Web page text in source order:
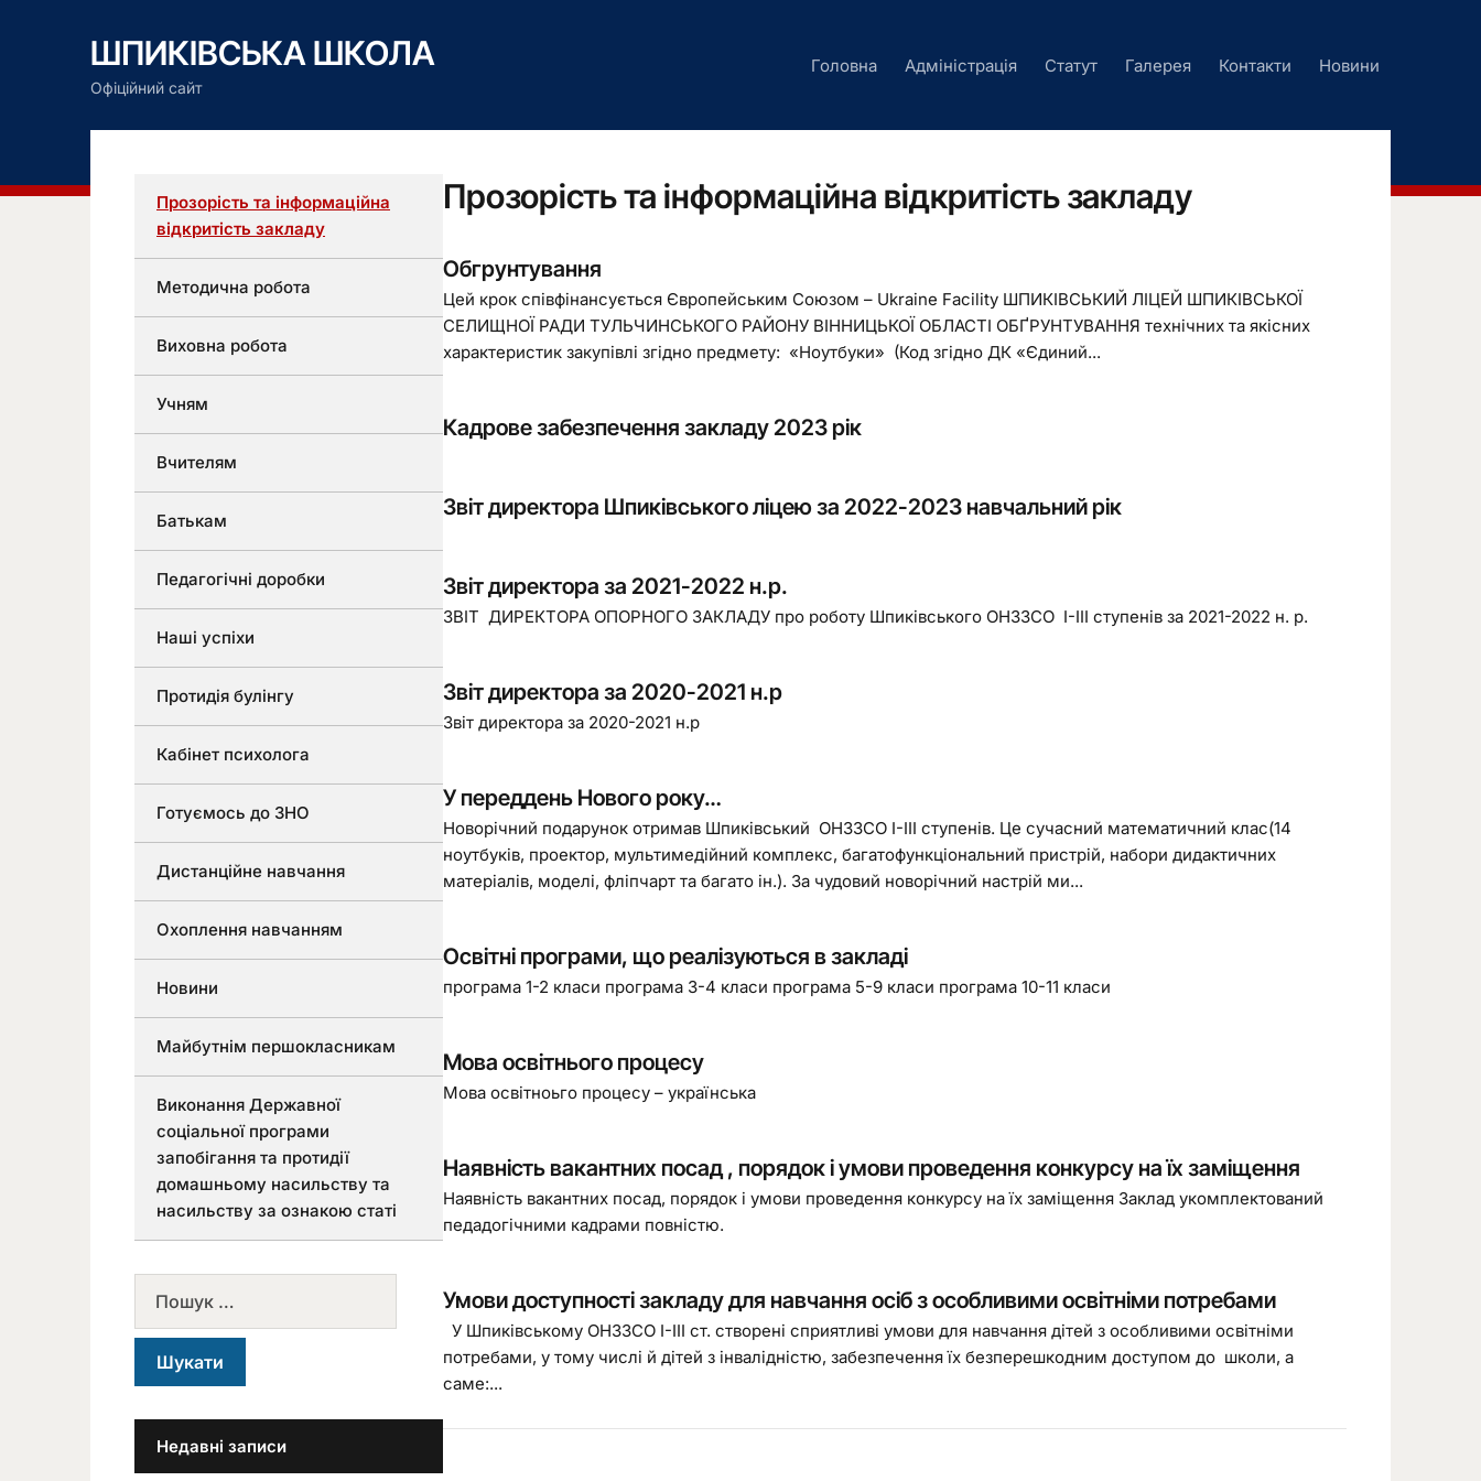
ШПИКІВСЬКА ШКОЛА
Офіційний сайт
Головна Адміністрація Статут Галерея Контакти Новини
Прозорість та інформаційна відкритість закладу
Обгрунтування
Цей крок співфінансується Європейським Союзом – Ukraine Facility ШПИКІВСЬКИЙ ЛІЦЕЙ ШПИКІВСЬКОЇ
СЕЛИЩНОЇ РАДИ ТУЛЬЧИНСЬКОГО РАЙОНУ ВІННИЦЬКОЇ ОБЛАСТІ ОБҐРУНТУВАННЯ технічних та якісних
характеристик закупівлі згідно предмету: «Ноутбуки» (Код згідно ДК «Єдиний...
Кадрове забезпечення закладу 2023 рік
Звіт директора Шпиківського ліцею за 2022-2023 навчальний рік
Звіт директора за 2021-2022 н.р.
ЗВІТ ДИРЕКТОРА ОПОРНОГО ЗАКЛАДУ про роботу Шпиківського ОНЗЗСО І-ІІІ ступенів за 2021-2022 н. р.
Звіт директора за 2020-2021 н.р
Звіт директора за 2020-2021 н.р
У переддень Нового року…
Новорічний подарунок отримав Шпиківський ОНЗЗСО І-ІІІ ступенів. Це сучасний математичний клас(14
ноутбуків, проектор, мультимедійний комплекс, багатофункціональний пристрій, набори дидактичних
матеріалів, моделі, фліпчарт та багато ін.). За чудовий новорічний настрій ми...
Освітні програми, що реалізуються в закладі
програма 1-2 класи програма 3-4 класи програма 5-9 класи програма 10-11 класи
Мова освітнього процесу
Мова освітноьго процесу – українська
Наявність вакантних посад , порядок і умови проведення конкурсу на їх заміщення
Наявність вакантних посад, порядок і умови проведення конкурсу на їх заміщення Заклад укомплектований
педадогічними кадрами повністю.
Умови доступності закладу для навчання осіб з особливими освітніми потребами
У Шпиківському ОНЗЗСО І-ІІІ ст. створені сприятливі умови для навчання дітей з особливими освітніми
потребами, у тому числі й дітей з інвалідністю, забезпечення їх безперешкодним доступом до школи, а
саме:...
Прозорість та інформаційна
відкритість закладу
Методична робота
Виховна робота
Учням
Вчителям
Батькам
Педагогічні доробки
Наші успіхи
Протидія булінгу
Кабінет психолога
Готуємось до ЗНО
Дистанційне навчання
Охоплення навчанням
Новини
Майбутнім першокласникам
Виконання Державної
соціальної програми
запобігання та протидії
домашньому насильству та
насильству за ознакою статі
Недавні записи